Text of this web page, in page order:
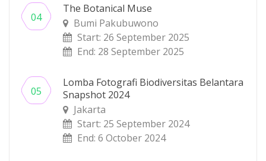
The Botanical Muse
Bumi Pakubuwono
Start: 26 September 2025
End: 28 September 2025
Lomba Fotografi Biodiversitas Belantara
Snapshot 2024
Jakarta
Start: 25 September 2024
End: 6 October 2024